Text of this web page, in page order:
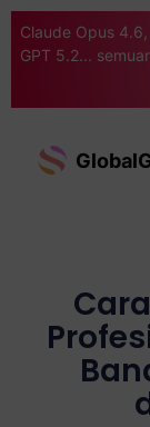
Claude Opus
GPT 5.2...